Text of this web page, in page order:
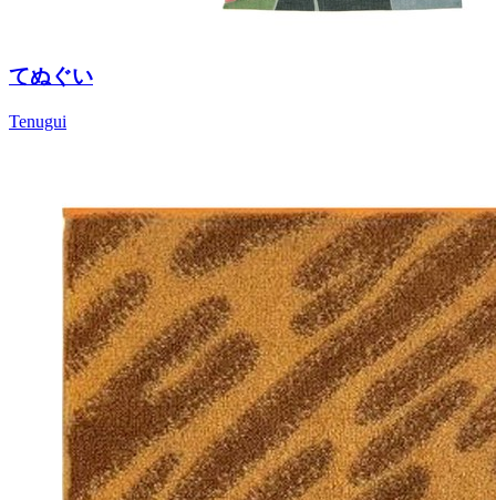
てぬぐい
Tenugui